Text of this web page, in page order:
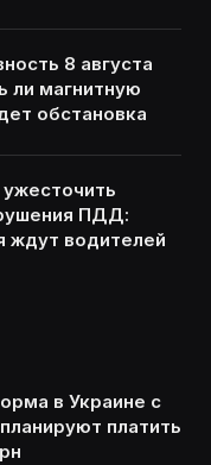
8 августа
ли магнитную
обстановка
ПДД:
ждут водителей
в Украине с
платить